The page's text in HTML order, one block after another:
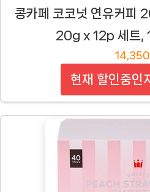
콩카페 코코넛 연유커피
20g x 12p 세트,
14,350
현재 할인중인